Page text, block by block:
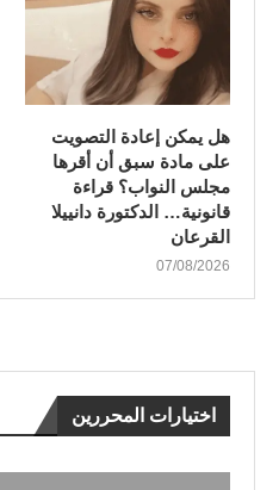
هل يمكن إعادة التصويت
على مادة سبق أن أقرها
مجلس النواب؟ قراءة
قانونية… الدكتورة دانييلا
القرعان
07/08/2026
اختيارات المحررين